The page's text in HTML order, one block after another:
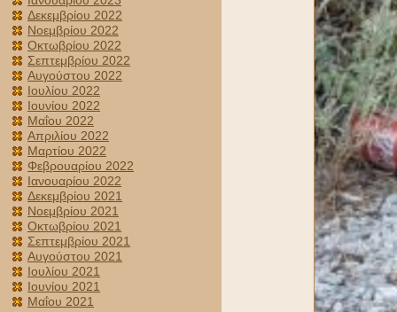
Δεκεμβρίου 2022
Νοεμβρίου 2022
Οκτωβρίου 2022
Σεπτεμβρίου 2022
Αυγούστου 2022
Ιουλίου 2022
Ιουνίου 2022
Μαΐου 2022
Απριλίου 2022
Μαρτίου 2022
Φεβρουαρίου 2022
Ιανουαρίου 2022
Δεκεμβρίου 2021
Νοεμβρίου 2021
Οκτωβρίου 2021
Σεπτεμβρίου 2021
Αυγούστου 2021
Ιουλίου 2021
Ιουνίου 2021
Μαΐου 2021